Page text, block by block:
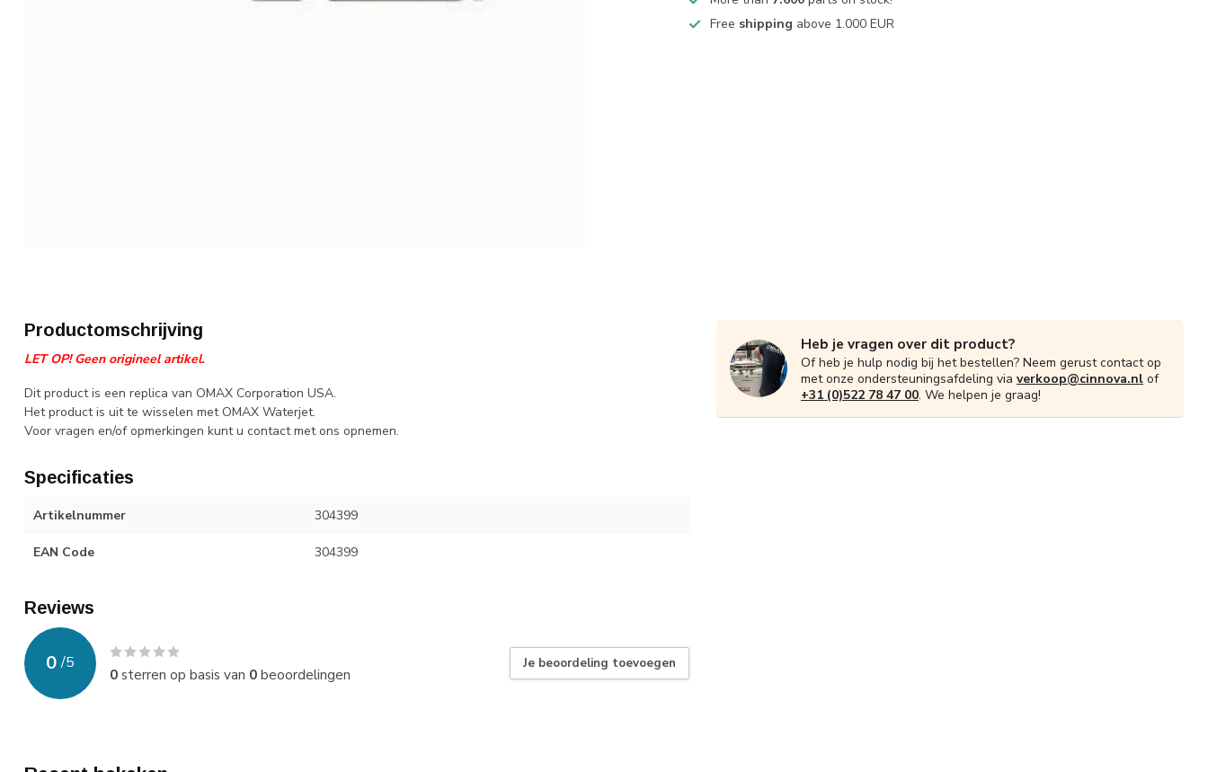
Free shipping above 1.000 EUR
Productomschrijving
LET OP! Geen origineel artikel.
Dit product is een replica van OMAX Corporation USA.
Het product is uit te wisselen met OMAX Waterjet.
Voor vragen en/of opmerkingen kunt u contact met ons opnemen.
Specificaties
Artikelnummer 304399
EAN Code 304399
Reviews
0 /5
0sterren op basis van 0beoordelingen
Je beoordeling toevoegen
Heb je vragen over dit product?
Of heb je hulp nodig bij het bestellen? Neem gerust contact op
met onze ondersteuningsafdeling via verkoop@cinnova.nl of
+31 (0)522 78 47 00. We helpen je graag!